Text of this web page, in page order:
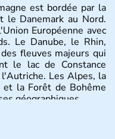
est bordée par la
Danemark au Nord.
Européenne avec
Le Danube, le Rhin,
fleuves majeurs qui
le lac de Constance
Les Alpes, la
la Forêt de Bohême
géographiques.